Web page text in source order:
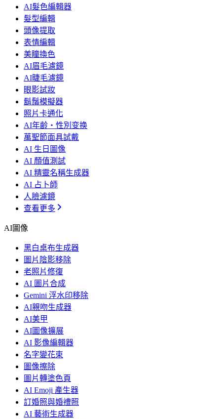
AI髮色編輯器
髮型編輯
頭像提取
表情編輯
美瞳換色
AI眉毛濾鏡
AI睫毛濾鏡
眼影試妝
鬍鬚模擬器
照片卡通化
AI年齢・性別变换
萬聖節面具試戴
AI 生日圖像
AI 顏值測試
AI 精靈名稱生成器
AI 占卜師
人臉濾鏡
查看更多
AI圖像
黑白桌布生成器
圖片陰影移除
老照片修復
AI 圖片合成
Gemini 浮水印移除
AI親吻生成器
AI美甲
AI圖像擴展
AI 影像編輯器
名字變花束
圖像擦除
圖片轉塗色頁
AI Emoji 產生器
訂婚照與婚禮照
AI 藝術生成器